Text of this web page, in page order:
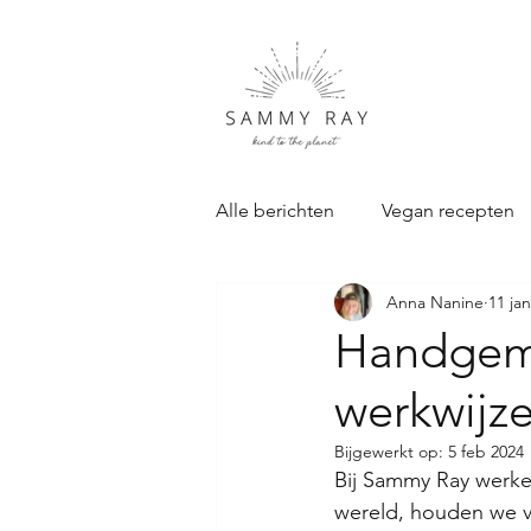
Alle berichten Vegan recepten
Duurzame Cadeau'sAnna Nanine 11
Bijgewerkt op: 5 feb 2024
Bij Sammy Ray
wereld, houden we